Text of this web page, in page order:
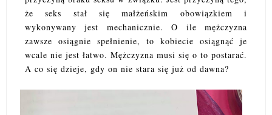
że seks stał się małżeńskim obowiązkiem i
wykonywany jest mechanicznie. O ile mężczyzna
zawsze osiągnie spełnienie, to kobiecie osiągnąć je
wcale nie jest łatwo. Mężczyzna musi się o to postarać.
A co się dzieje, gdy on nie stara się już od dawna?